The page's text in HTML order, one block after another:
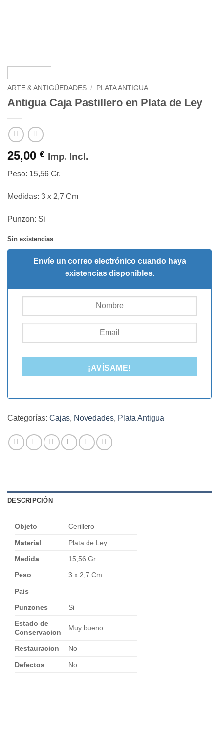
ARTE & ANTIGÜEDADES / PLATA ANTIGUA
Antigua Caja Pastillero en Plata de Ley
25,00 € Imp. Incl.
Peso: 15,56 Gr.
Medidas: 3 x 2,7 Cm
Punzon: Si
Sin existencias
Envíe un correo electrónico cuando haya
existencias disponibles.
¡AVÍSAME!
Categorías: Cajas, Novedades, Plata Antigua
DESCRIPCIÓN
Objeto Cerillero
Material Plata de Ley
Medida 15,56 Gr
Peso 3 x 2,7 Cm
Pais –
Punzones Si
Estado de
Conservacion
Muy bueno
Restauracion No
Defectos No